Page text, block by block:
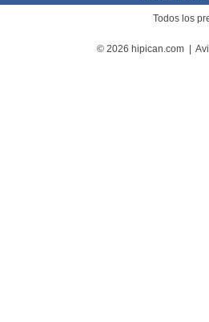
Todos los
© 2026 hipican.com |